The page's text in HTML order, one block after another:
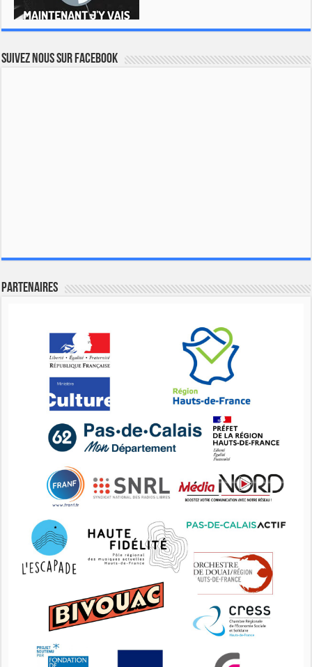
Suivez nous sur Facebook
Partenaires